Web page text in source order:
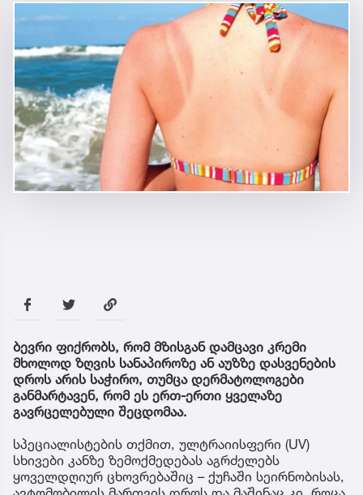
ბევრი ფიქრობს, რომ მზისგან დამცავი კრემი
მხოლოდ ზღვის სანაპიროზე ან აუზზე დასვენების
დროს არის საჭირო, თუმცა დერმატოლოგები
განმარტავენ, რომ ეს ერთ-ერთი ყველაზე
გავრცელებული შეცდომაა.
სპეციალისტების თქმით, ულტრაიისფერი (UV)
სხივები კანზე ზემოქმედებას აგრძელებს
ყოველდღიურ ცხოვრებაშიც – ქუჩაში სეირნობისას,